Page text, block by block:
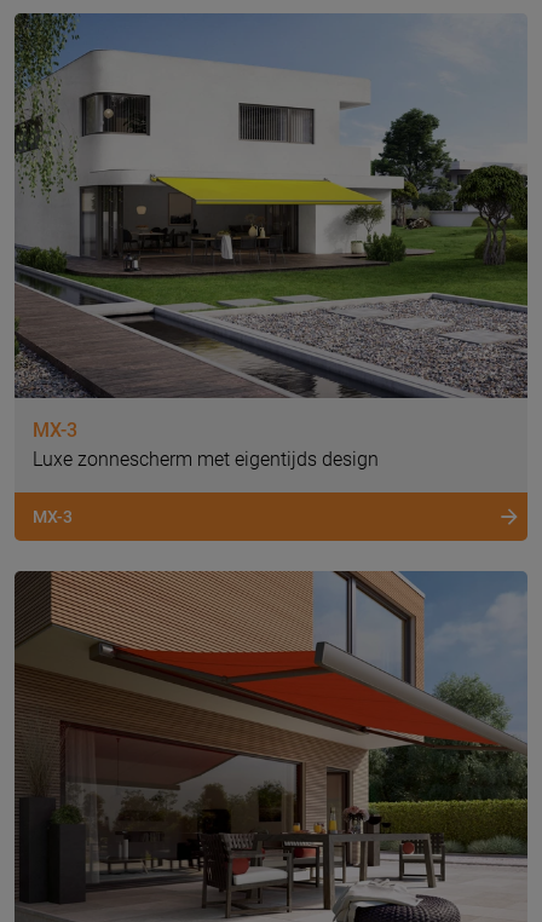
MX-3
Luxe zonnescherm met eigentijds design
MX-3